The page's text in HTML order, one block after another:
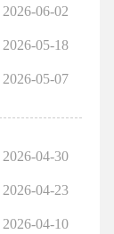
2026-06-02
2026-05-18
2026-05-07
2026-04-30
2026-04-23
2026-04-10